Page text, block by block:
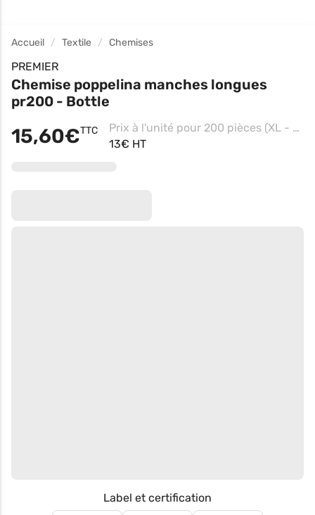
Accueil Textile Chemises
PREMIER
Chemise poppelina manches longues
pr200 - Bottle
15,60€TTC
Prix à l'unité pour 200 pièces (XL - Royal)
13€ HT
Label et certification